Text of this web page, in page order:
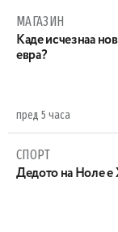
МАГАЗИН
Каде исчезнаа
евра?
пред 5 часа
СПОРТ
Дедото на Ноле е